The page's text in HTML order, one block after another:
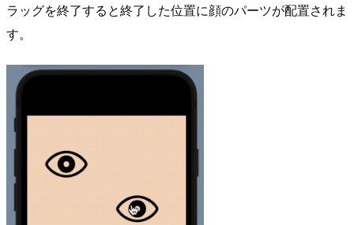
ラッグを終了すると終了した位置に顔のパーツが配置されま
す。